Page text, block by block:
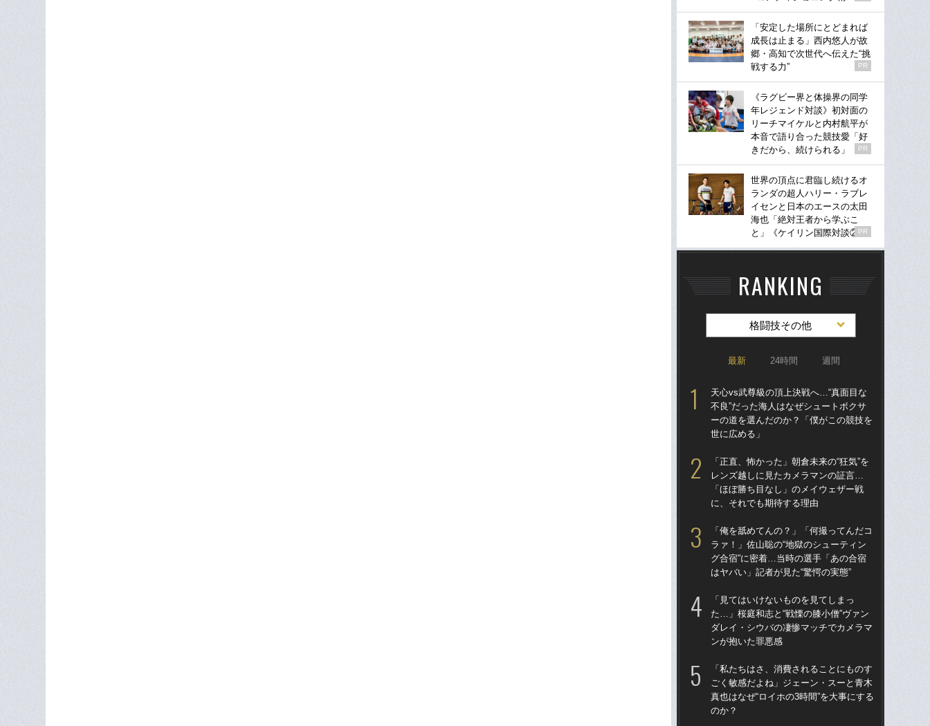
「安定した場所にとどまれば
成長は止まる」西内悠人が故
郷・高知で次世代へ伝えた“挑
戦する力”
PR
《ラグビー界と体操界の同学
年レジェンド対談》初対面の
リーチマイケルと内村航平が
本音で語り合った競技愛「好
きだから、続けられる」
PR
世界の頂点に君臨し続けるオ
ランダの超人ハリー・ラブレ
イセンと日本のエースの太田
海也「絶対王者から学ぶこ
と」《ケイリン国際対談②》
PR
RANKING
格闘技その他
最新 24時間 週間
天心vs武尊級の頂上決戦へ…“真面目な
不良”だった海人はなぜシュートボクサ
ーの道を選んだのか？「僕がこの競技を
世に広める」
「正直、怖かった」朝倉未来の“狂気”を
レンズ越しに見たカメラマンの証言…
「ほぼ勝ち目なし」のメイウェザー戦
に、それでも期待する理由
「俺を舐めてんの？」「何撮ってんだコ
ラァ！」佐山聡の“地獄のシューティン
グ合宿”に密着…当時の選手「あの合宿
はヤバい」記者が見た“驚愕の実態”
「見てはいけないものを見てしまっ
た…」桜庭和志と“戦慄の膝小僧”ヴァン
ダレイ・シウバの凄惨マッチでカメラマ
ンが抱いた罪悪感
「私たちはさ、消費されることにものす
ごく敏感だよね」ジェーン・スーと青木
真也はなぜ“ロイホの3時間”を大事にする
のか？